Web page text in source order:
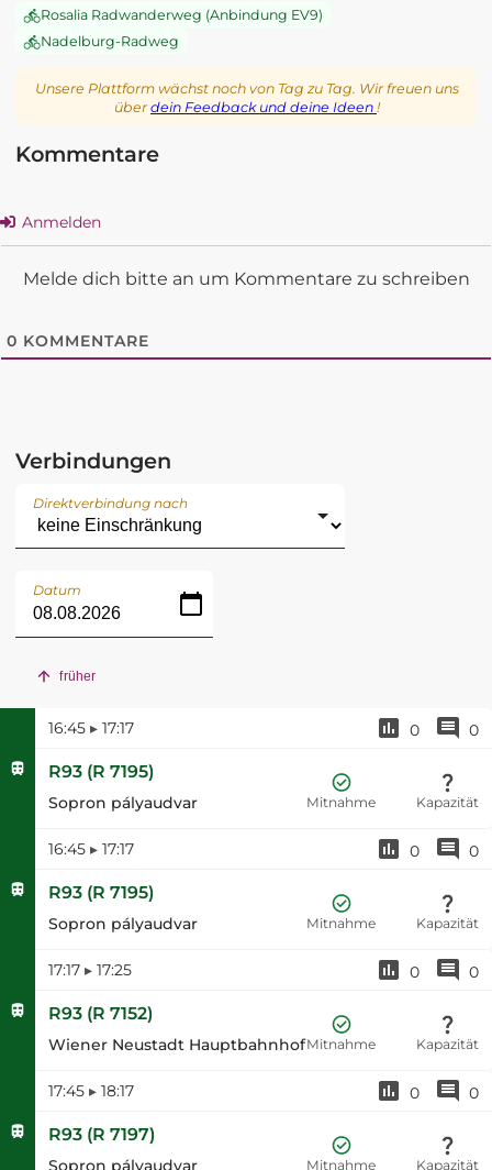
Rosalia Radwanderweg (Anbindung EV9)
Nadelburg-Radweg
Unsere Plattform wächst noch von Tag zu Tag. Wir freuen uns
überdein Feedback und deine Ideen !
Kommentare
Anmelden
Melde dich bitte an um Kommentare zu schreiben
0 KOMMENTARE
Verbindungen
Direktverbindung nach
Datum
früher
16:45 ▸ 17:17 0 0
R93 (R 7195)
Sopron pályaudvar Mitnahme Kapazität
16:45 ▸ 17:17 0 0
R93 (R 7195)
Sopron pályaudvar Mitnahme Kapazität
17:17 ▸ 17:25 0 0
R93 (R 7152)
Wiener Neustadt HauptbahnhofMitnahme Kapazität
17:45 ▸ 18:17 0 0
R93 (R 7197)
Sopron pályaudvar Mitnahme Kapazität